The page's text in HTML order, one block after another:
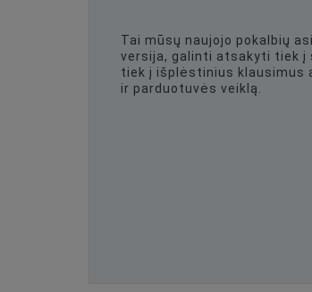
Tai mūsų naujojo pokalbių
versija, galinti atsakyti tiek į
tiek į išplėstinius klausimus
ir parduotuvės veiklą.